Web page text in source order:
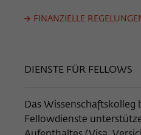
FINANZIELLE
DIENSTE FÜR FELLOWS
Das
Fellowdienste